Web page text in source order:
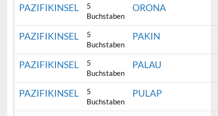
PAZIFIKINSEL
5
Buchstaben
ORONA
PAZIFIKINSEL
5
Buchstaben
PAKIN
PAZIFIKINSEL
5
Buchstaben
PALAU
PAZIFIKINSEL
5
Buchstaben
PULAP